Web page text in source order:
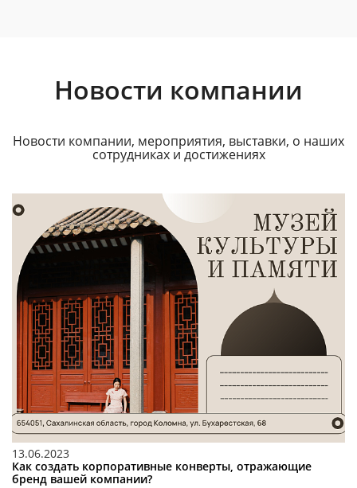
Новости компании
Новости компании, мероприятия, выставки, о наших
сотрудниках и достижениях
13.06.2023
Как создать корпоративные конверты, отражающие
бренд вашей компании?